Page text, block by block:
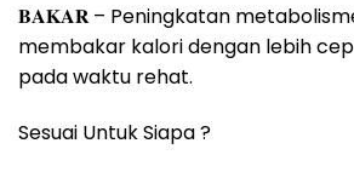
𝐁𝐀𝐊𝐀𝐑 – Peningkatan
membakar kalori dengan lebih
pada waktu rehat.
Sesuai Untuk Siapa ?